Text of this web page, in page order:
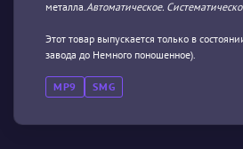
металла.Автоматическое.
Этот товар выпускается только в
завода до Немного поношенное).
MP9 SMG